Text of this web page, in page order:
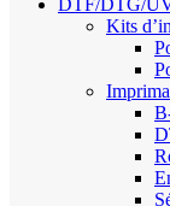
DTF/DTG/
Kits